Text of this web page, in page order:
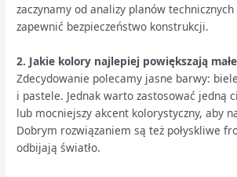
zaczynamy od analizy planów
zapewnić bezpieczeństwo konstrukcji.
2. Jakie kolory najlepiej powiększają
Zdecydowanie polecamy jasne barwy:
i pastele. Jednak warto zastosować jedną
lub mocniejszy akcent kolorystyczny, aby
Dobrym rozwiązaniem są też połyskliwe
odbijają światło.